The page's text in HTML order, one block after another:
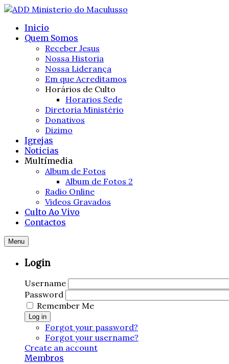
Inicio
Quem Somos
Receber Jesus
Nossa Historia
Nossa Liderança
Em que Acreditamos
Horários de Culto
Horarios Sede
Diretoria Ministério
Donativos
Dizimo
Igrejas
Noticias
Multímedia
Album de Fotos
Album de Fotos 2
Radio Online
Videos Gravados
Culto Ao Vivo
Contactos
Menu
Login
Username
Password
Remember Me
Log in
Forgot your password?
Forgot your username?
Create an account
Membros